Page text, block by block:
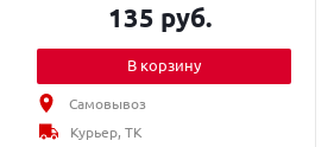
135 руб.
В корзину
Самовывоз
Курьер, ТК